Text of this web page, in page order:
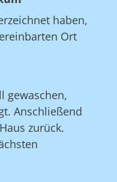
haben,
Ort
gewaschen,
Anschließend
zurück.